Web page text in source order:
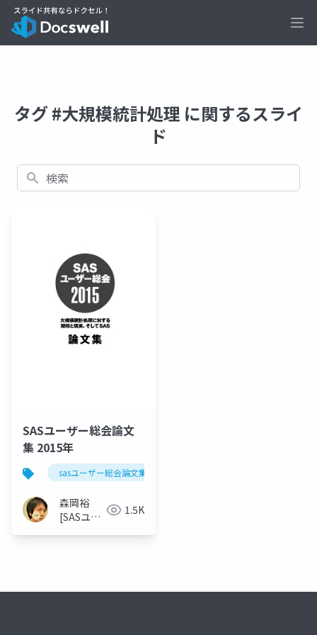
タグ #大規模統計処理 に関するスライ
ド
検索
SASユーザー総会論文
集 2015年
sasユーザー総会論文集 2015年
森岡裕
[SASユー
1.5K